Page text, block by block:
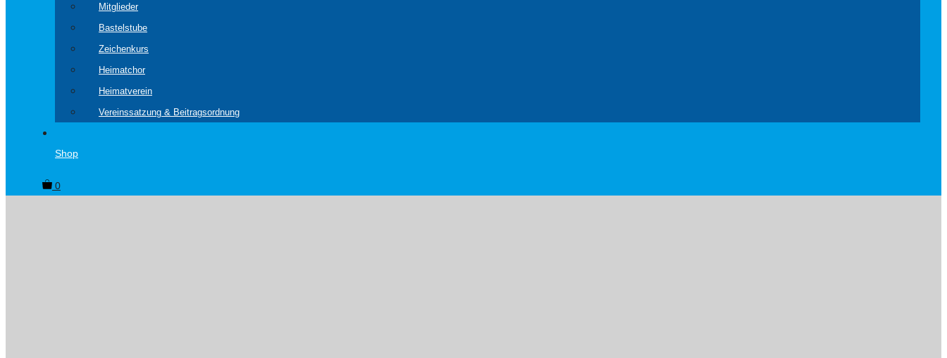
Mitglieder
Bastelstube
Zeichenkurs
Heimatchor
Heimatverein
Vereinssatzung & Beitragsordnung
Shop
0